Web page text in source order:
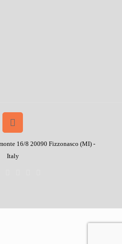
16/8 20090 Fizzonasco (MI) -
Italy